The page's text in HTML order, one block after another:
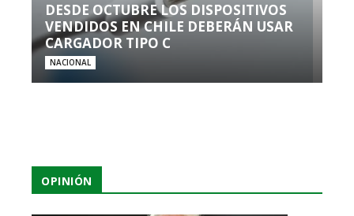
DESDE OCTUBRE LOS DISPOSITIVOS
VENDIDOS EN CHILE DEBERÁN USAR
CARGADOR TIPO C
NACIONAL
OPINIÓN